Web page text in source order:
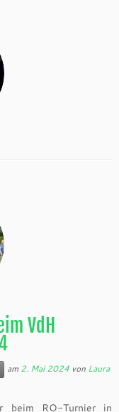
VdH
am 2. Mai 2024 von Laura
beim RO-Turnier in